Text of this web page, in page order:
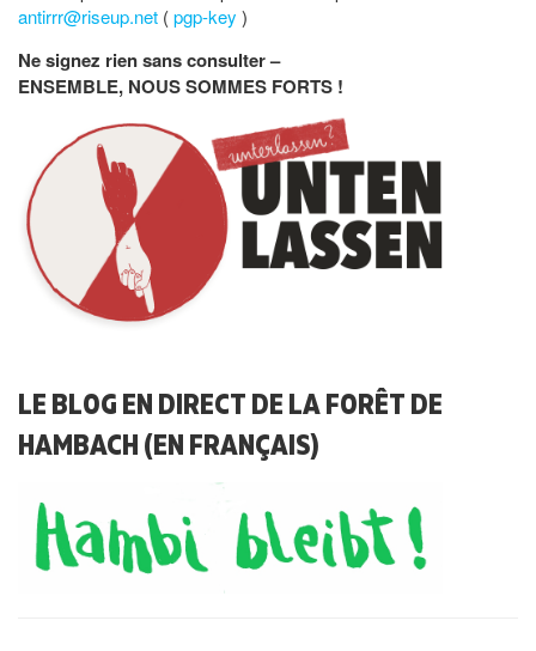
antirrr@riseup.net (pgp-key )
Ne signez rien sans consulter –
ENSEMBLE, NOUS SOMMES FORTS !
LE BLOG EN DIRECT DE LA FORÊT DE
HAMBACH (EN FRANÇAIS)